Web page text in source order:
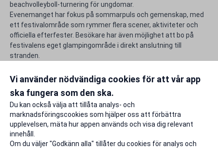
beachvolleyboll-turnering för ungdomar.
Evenemanget har fokus på sommarpuls och gemenskap, med
ett festivalområde som rymmer flera scener, aktiviteter och
officiella efterfester. Besökare har även möjlighet att bo på
festivalens eget glampingområde i direkt anslutning till
stranden.
lite rikare.
Rapportera ett problem
Vi använder nödvändiga cookies för att vår app
ska fungera som den ska.
Du kan också välja att tillåta analys- och
marknadsföringscookies som hjälper oss att förbättra
upplevelsen, mäta hur appen används och visa dig relevant
innehåll.
Om du väljer "Godkänn alla" tillåter du cookies för analys och